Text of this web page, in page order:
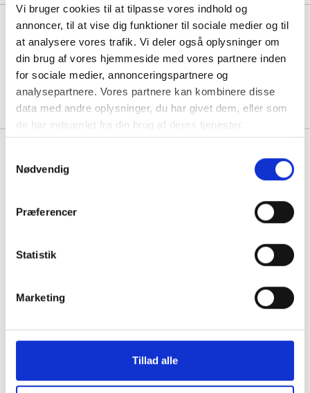
Vi bruger cookies til at tilpasse vores indhold og
annoncer, til at vise dig funktioner til sociale medier og til
at analysere vores trafik. Vi deler også oplysninger om
din brug af vores hjemmeside med vores partnere inden
for sociale medier, annonceringspartnere og
analysepartnere. Vores partnere kan kombinere disse
data med andre oplysninger, du har givet dem, eller som
de har indsamlet fra din brug af deres tjenester.
Nødvendig
Præferencer
Statistik
Marketing
Tillad alle
Levering til 3. sal op til 250 kg
1 stk á 995,00
glastavler,